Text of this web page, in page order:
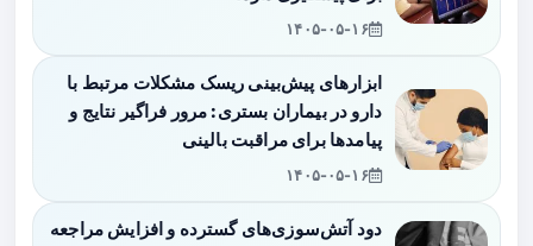
۱۴۰۵-۰۵-۱۶
ابزارهای پیش‌بینی ریسک مشکلات مرتبط با
دارو در بیماران بستری: مرور فراگیر نتایج و
پیامدها برای مراقبت بالینی
۱۴۰۵-۰۵-۱۶
دود آتش‌سوزی‌های گسترده و افزایش مراجعه